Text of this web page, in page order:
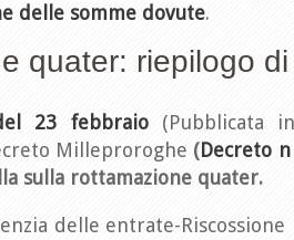
delle somme dovute.
quater: riepilogo
23 febbraio (Pubblicata
Milleproroghe (Decreto
sulla rottamazione quater.
delle entrate-